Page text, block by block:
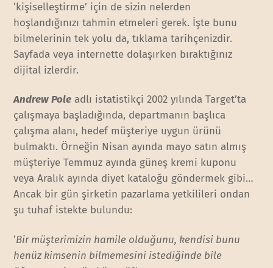
‘kişiselleştirme’ için de sizin nelerden
hoşlandığınızı tahmin etmeleri gerek. İşte bunu
bilmelerinin tek yolu da, tıklama tarihçenizdir.
Sayfada veya internette dolaşırken bıraktığınız
dijital izlerdir.
Andrew Pole adlı istatistikçi 2002 yılında Target’ta
çalışmaya başladığında, departmanın başlıca
çalışma alanı, hedef müşteriye uygun ürünü
bulmaktı. Örneğin Nisan ayında mayo satın almış
müşteriye Temmuz ayında güneş kremi kuponu
veya Aralık ayında diyet kataloğu göndermek gibi…
Ancak bir gün şirketin pazarlama yetkilileri ondan
şu tuhaf istekte bulundu:
‘Bir müşterimizin hamile olduğunu, kendisi bunu
henüz kimsenin bilmemesini istediğinde bile